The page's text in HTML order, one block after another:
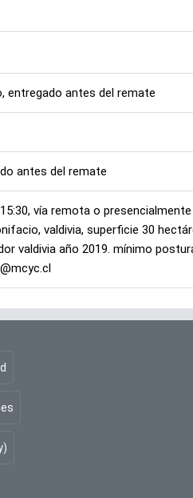
entregado antes del remate
antes del remate
vía remota o
valdivia, superficie 30
valdivia año 2019. mínimo